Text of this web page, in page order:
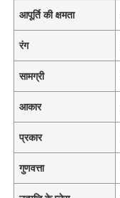
आपूर्ति की क्षमता
रंग
सामग्री
आकार
प्रकार
गुणवत्ता